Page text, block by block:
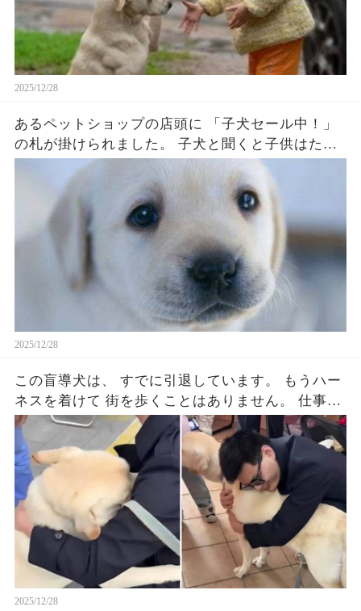
2025/12/28
あるペットショップの店頭に 「子犬セール中！」
の札が掛けられました。 子犬と聞くと子供はたい
そう 心をそそられるものです。 しばらくすると案
の定、 男の子が店に入ってきました。 「おじさ
ん、子犬っていくらするの？」 「そうだな、３０
ドルから ５０ドルってところだね。」 男の子は
ポケットから 小銭を取り出していいました。
「僕、２ドルと５０セントしかないんだ。 でも
見せてくれる？」 店のオーナーは思わず微笑む
2025/12/28
この盲導犬は、 すでに引退しています。 もうハー
ネスを着けて 街を歩くことはありません。 仕事と
しての役目は、 とっくに終えているはずです。 そ
れでも、 この犬は来ました。 かつての使用者に、
会いに来たのです。 使用者は、 病気と向き合って
います。 体は以前のように動かず...（続）
2025/12/28